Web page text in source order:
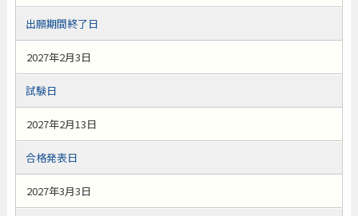
出願期間終了日
2027年2月3日
試験日
2027年2月13日
合格発表日
2027年3月3日